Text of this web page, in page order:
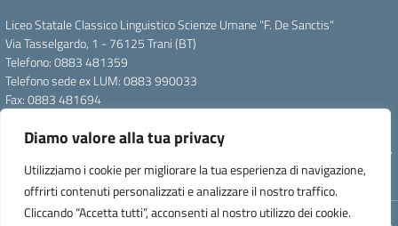
Diamo valore alla tua privacy
Utilizziamo i cookie per migliorare la tua esperienza di navigazione,
offrirti contenuti personalizzati e analizzare il nostro traffico.
Cliccando “Accetta tutti”, acconsenti al nostro utilizzo dei cookie.
Liceo Statale Classico Linguistico Scienze Umane "F. De Sanctis"
Via Tasselgardo, 1 - 76125 Trani (BT)
Telefono: 0883 481359
Telefono sede ex LUM: 0883 990033
Fax: 0883 481694
Pec: btpc210007@pec.istruzione.it
Codice Meccanografico: istsc_btpc210007 - Codice Fiscale: 92058830727
- Codice Univoco d'ufficio: UFG4S9